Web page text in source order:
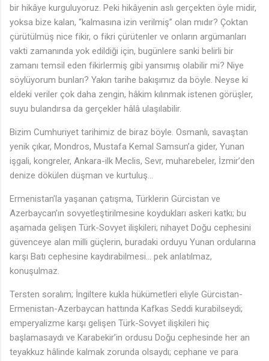
bir hikâye kurguluyoruz. Peki hikâyenin aslı gerçekten öyle midir,
yoksa bize kalan, “kalmasına izin verilmiş” olan mıdır? Çoktan
çürütülmüş nice fikir, o fikri çürütenler ve onların argümanları
vakti zamanında yok edildiği için, bugünlere sanki belirli bir
zamanı temsil eden fikirlermiş gibi yansımış olabilir mi? Niye
söylüyorum bunları? Yakın tarihe bakışımız da böyle. Neyse ki
eldeki veriler çok daha zengin, hâkim kılınmak istenen görüşler,
suyu bulandırsa da gerçekler hâlâ ulaşılabilir.
Bizim Cumhuriyet tarihimiz de biraz böyle. Osmanlı, savaştan
yenik çıkar, Mondros, Mustafa Kemal Samsun’a gider, Yunan
işgali, kongreler, Ankara-ilk Meclis, Sevr, muharebeler, İzmir’den
denize dökülen düşman ve kurtuluş…
Ermenistan’la yaşanan çatışma, Türklerin Gürcistan ve
Azerbaycan’ın sovyetleştirilmesine koydukları askeri katkı; bu
aşamada gelişen Türk-Sovyet ilişkileri; nihayet Doğu cephesini
güvenceye alan milli güçlerin, buradaki orduyu Yunan ordularına
karşı Batı cephesine kaydırabilmesi… pek anlatılmaz,
konuşulmaz.
Tersten soralım; İngiltere kukla hükümetleri eliyle Gürcistan-
Ermenistan-Azerbaycan hattında Kafkas Seddi kurabilseydi;
emperyalizme karşı gelişen Türk-Sovyet ilişkileri hiç
başlamasaydı ve Karabekir’in ordusu Doğu cephesinde her an
teyakkuz hâlinde kalmak zorunda olsaydı; cephane ve para